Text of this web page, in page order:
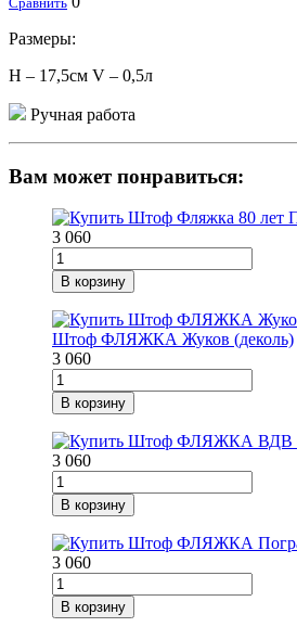
Размеры:
H – 17,5см V – 0,5л
Ручная работа
Вам может понравиться:
3 060
В корзину
Штоф ФЛЯЖКА Жуков (деколь)
3 060
В корзину
3 060
В корзину
3 060
В корзину